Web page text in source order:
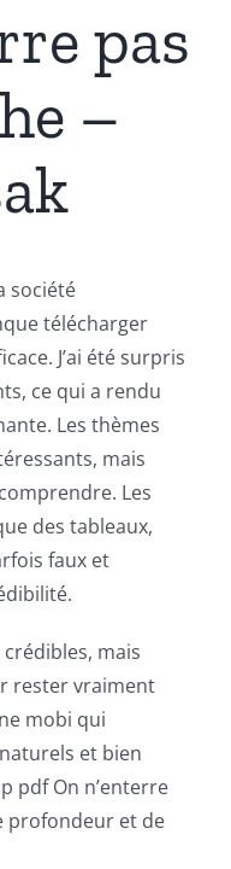
pas
–
société
télécharger
J’ai été surpris
ce qui a rendu
Les thèmes
mais
Les
des tableaux,
faux et
mais
rester vraiment
mobi qui
et bien
pdf On n’enterre
profondeur et de